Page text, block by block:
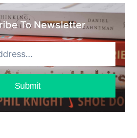
To Newsletter
Submit